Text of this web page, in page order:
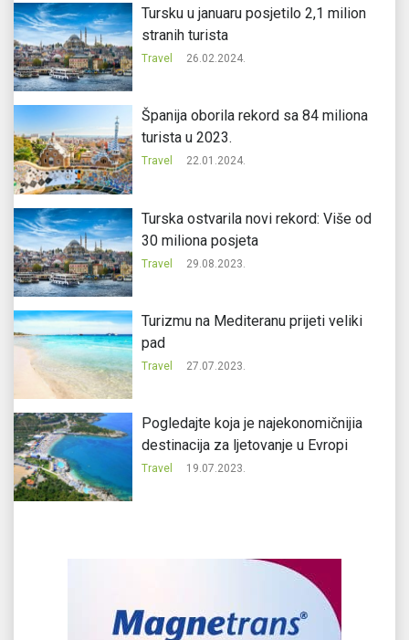
Tursku u januaru posjetilo 2,1 milion
stranih turista
Travel 26.02.2024.
Španija oborila rekord sa 84 miliona
turista u 2023.
Travel 22.01.2024.
Turska ostvarila novi rekord: Više od
30 miliona posjeta
Travel 29.08.2023.
Turizmu na Mediteranu prijeti veliki
pad
Travel 27.07.2023.
Pogledajte koja je najekonomičnijia
destinacija za ljetovanje u Evropi
Travel 19.07.2023.